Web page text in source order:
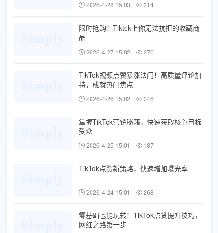
2026-4-28 15:03 214
限时抢购！Tiktok上你无法抗拒的收藏商
品
2026-4-27 15:02 270
TikTok视频点赞暴涨法门！高质量评论加
持，成就热门焦点
2026-4-26 15:02 246
掌握TikTok营销秘籍，快速获取核心目标
受众
2026-4-25 15:01 187
TikTok点赞新策略，快速增加曝光率
2026-4-24 15:01 268
零基础也能玩转！TikTok点赞提升技巧，
网红之路第一步